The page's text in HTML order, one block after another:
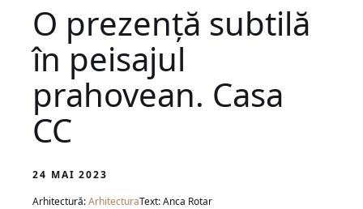
O prezență subtilă
în peisajul
prahovean. Casa
CC
24 MAI 2023
Arhitectură:ArhitecturaText: Anca Rotar